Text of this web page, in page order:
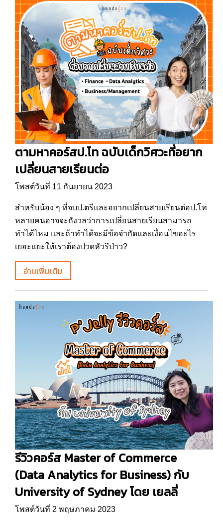
ตามหาคอร์สป.โท ฉบับเด็กวิศวะที่อยาก
เปลี่ยนสายเรียนต่อ
โพสต์วันที่ 11 กันยายน 2023
สำหรับน้อง ๆ ที่จบป.ตรีและอยากเปลี่ยนสายเรียนต่อป.โท
หลายคนอาจจะกังวลว่าการเปลี่ยนสายเรียนสามารถ
ทำได้ไหม และถ้าทำได้จะมีข้อจำกัดและเงื่อนไขอะไร
เยอะแยะให้เราต้องปวดหัวรึป่าว?
อ่านเพิ่มเติม
รีวิวคอร์ส Master of Commerce
(Data Analytics for Business) กับ
University of Sydney โดย เยลลี่
โพสต์วันที่ 2 พฤษภาคม 2023